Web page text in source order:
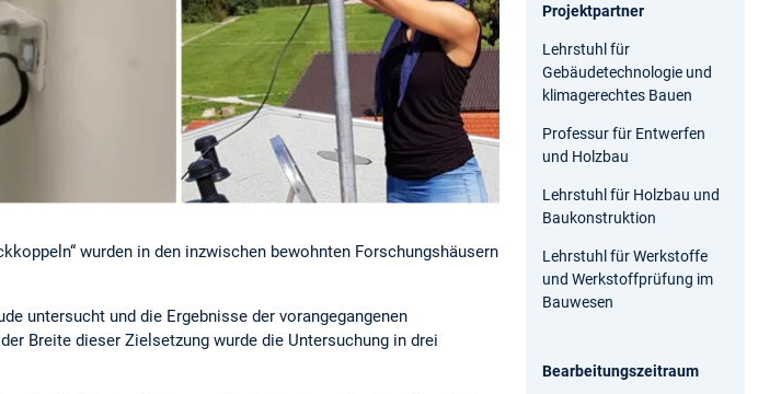
wurden in den inzwischen bewohnten Forschungshäusern
untersucht und die Ergebnisse der vorangegangenen
Breite dieser Zielsetzung wurde die Untersuchung in drei
Projektpartner
Lehrstuhl für
Gebäudetechnologie und
klimagerechtes Bauen
Professur für Entwerfen
und Holzbau
Lehrstuhl für Holzbau und
Baukonstruktion
Lehrstuhl für Werkstoffe
und Werkstoffprüfung im
Bauwesen
Bearbeitungszeitraum